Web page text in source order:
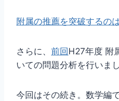
附属の推薦を突破するの
さらに、 前回 H27年度 附
いての問題分析を行いまし
今回はその続き。数学編